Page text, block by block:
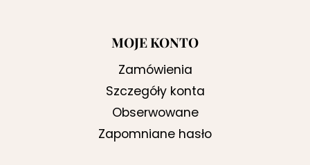
MOJE KONTO
Zamówienia
Szczegóły konta
Obserwowane
Zapomniane hasło